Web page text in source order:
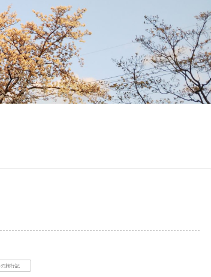
旅行記